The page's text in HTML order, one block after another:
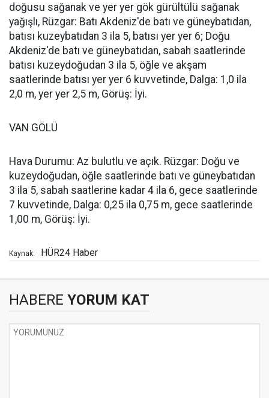
doğusu sağanak ve yer yer gök gürültülü sağanak
yağışlı, Rüzgar: Batı Akdeniz'de batı ve güneybatıdan,
batısı kuzeybatıdan 3 ila 5, batısı yer yer 6; Doğu
Akdeniz'de batı ve güneybatıdan, sabah saatlerinde
batısı kuzeydoğudan 3 ila 5, öğle ve akşam
saatlerinde batısı yer yer 6 kuvvetinde, Dalga: 1,0 ila
2,0 m, yer yer 2,5 m, Görüş: İyi.
VAN GÖLÜ
Hava Durumu: Az bulutlu ve açık. Rüzgar: Doğu ve
kuzeydoğudan, öğle saatlerinde batı ve güneybatıdan
3 ila 5, sabah saatlerine kadar 4 ila 6, gece saatlerinde
7 kuvvetinde, Dalga: 0,25 ila 0,75 m, gece saatlerinde
1,00 m, Görüş: İyi.
Kaynak: HÜR24 Haber
HABERE YORUM KAT